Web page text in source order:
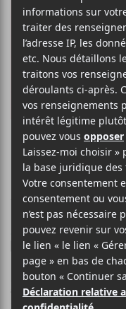
PHARRELL
Doctor
1 MARS 2024
PARLOUIS-PHILIPPE
/ POP
F
A
C
E
B
T
W
I
T
T
P
A
T
A
Pharrell Williams
nouvelle